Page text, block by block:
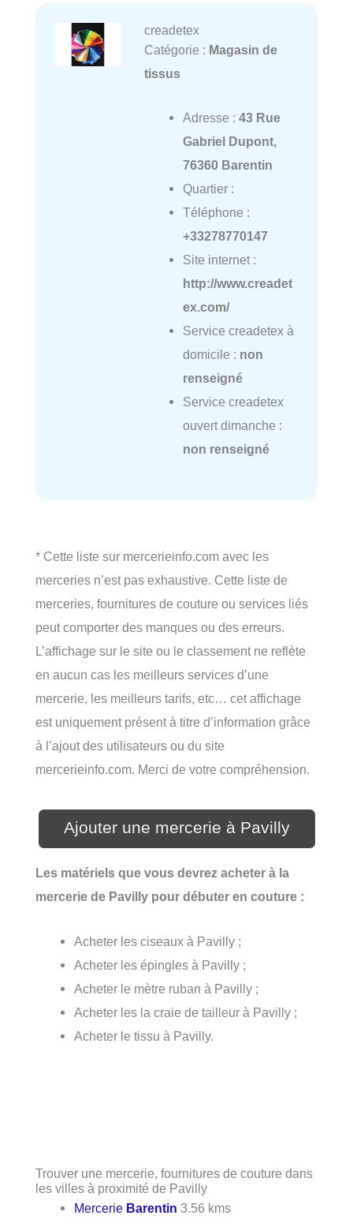
creadetex
Catégorie : Magasin de
tissus
Adresse : 43 Rue
Gabriel Dupont,
76360 Barentin
Quartier :
Téléphone :
+33278770147
Site internet :
http://www.creadet
ex.com/
Service creadetex à
domicile : non
renseigné
Service creadetex
ouvert dimanche :
non renseigné
* Cette liste sur mercerieinfo.com avec les
merceries n’est pas exhaustive. Cette liste de
merceries, fournitures de couture ou services liés
peut comporter des manques ou des erreurs.
L’affichage sur le site ou le classement ne reflète
en aucun cas les meilleurs services d’une
mercerie, les meilleurs tarifs, etc… cet affichage
est uniquement présent à titre d’information grâce
à l’ajout des utilisateurs ou du site
mercerieinfo.com. Merci de votre compréhension.
Ajouter une mercerie à Pavilly
Les matériels que vous devrez acheter à la
mercerie de Pavilly pour débuter en couture :
Acheter les ciseaux à Pavilly ;
Acheter les épingles à Pavilly ;
Acheter le mètre ruban à Pavilly ;
Acheter les la craie de tailleur à Pavilly ;
Acheter le tissu à Pavilly.
Trouver une mercerie, fournitures de couture dans
les villes à proximité de Pavilly
Mercerie Barentin 3.56 kms